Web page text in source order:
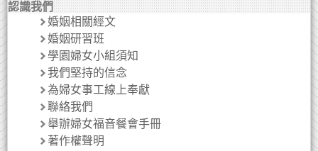
認識我們
婚姻相關經文
婚姻研習班
學園婦女小組須知
我們堅持的信念
為婦女事工線上奉獻
聯絡我們
舉辦婦女福音餐會手冊
著作權聲明